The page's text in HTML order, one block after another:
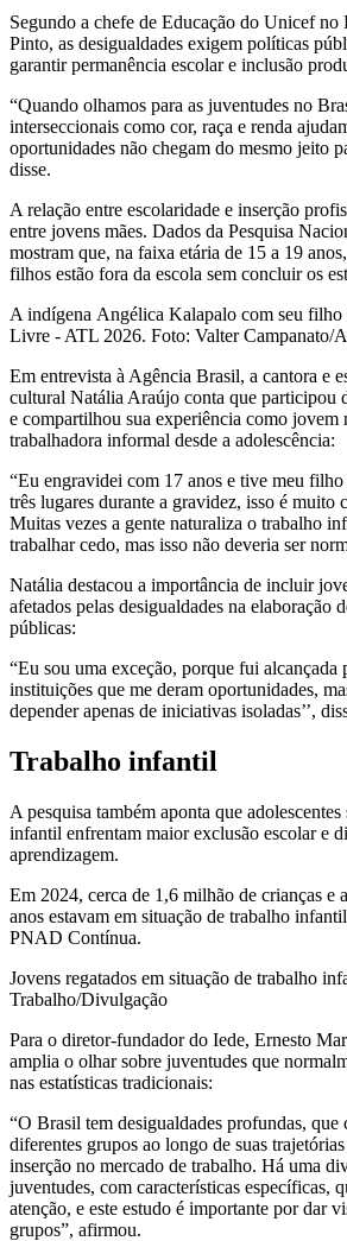
Segundo a chefe de Educação do Unicef
Pinto, as desigualdades exigem políticas
garantir permanência escolar e inclusão
“Quando olhamos para as juventudes no
interseccionais como cor, raça e renda
oportunidades não chegam do mesmo jeito
disse.
A relação entre escolaridade e inserção
entre jovens mães. Dados da Pesquisa
mostram que, na faixa etária de 15 a 19
filhos estão fora da escola sem concluir os
A indígena Angélica Kalapalo com seu filho
Livre - ATL 2026. Foto: Valter Campanato/
Em entrevista à Agência Brasil, a cantora e
cultural Natália Araújo conta que participou
e compartilhou sua experiência como jovem
trabalhadora informal desde a adolescência:
“Eu engravidei com 17 anos e tive meu
três lugares durante a gravidez, isso é muito
Muitas vezes a gente naturaliza o trabalho
trabalhar cedo, mas isso não deveria ser
Natália destacou a importância de incluir
afetados pelas desigualdades na elaboração
públicas:
“Eu sou uma exceção, porque fui alcançada
instituições que me deram oportunidades,
depender apenas de iniciativas isoladas’’,
Trabalho infantil
A pesquisa também aponta que
infantil enfrentam maior exclusão escolar e
aprendizagem.
Em 2024, cerca de 1,6 milhão de crianças e
anos estavam em situação de trabalho
PNAD Contínua.
Jovens regatados em situação de trabalho
Trabalho/Divulgação
Para o diretor-fundador do Iede, Ernesto
amplia o olhar sobre juventudes que
nas estatísticas tradicionais:
“O Brasil tem desigualdades profundas, que
diferentes grupos ao longo de suas
inserção no mercado de trabalho. Há uma
juventudes, com características específicas,
atenção, e este estudo é importante por dar
grupos”, afirmou.